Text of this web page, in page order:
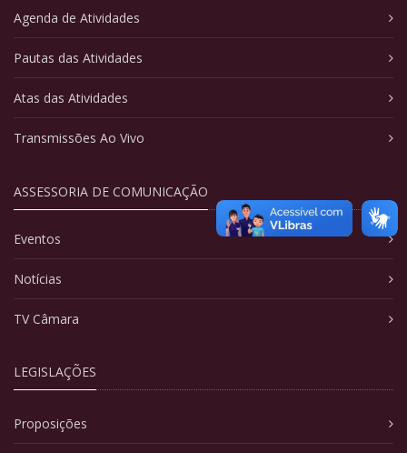
Agenda de Atividades
Pautas das Atividades
Atas das Atividades
Transmissões Ao Vivo
ASSESSORIA DE COMUNICAÇÃO
Eventos
Notícias
TV Câmara
LEGISLAÇÕES
Proposições